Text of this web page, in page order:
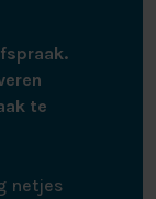
te
netjes